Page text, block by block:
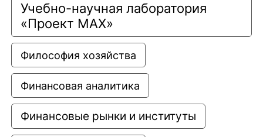
Учебно-научная лаборатория
«Проект МАХ»
Философия хозяйства
Финансовая аналитика
Финансовые рынки и институты